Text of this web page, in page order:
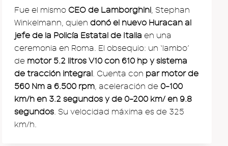
Fue el mismo CEO de Lamborghini, Stephan
Winkelmann, quien donó el nuevo Huracan al
jefe de la Policía Estatal de Italia en una
ceremonia en Roma. El obsequio: un ‘lambo’
de motor 5.2 litros V10 con 610 hp y sistema
de tracción integral. Cuenta con par motor de
560 Nm a 6.500 rpm, aceleración de 0-100
km/h en 3.2 segundos y de 0-200 km/ en 9.8
segundos. Su velocidad máxima es de 325
km/h.